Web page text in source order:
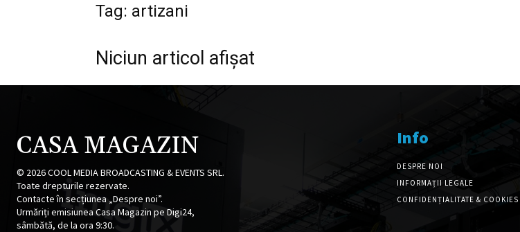
Tag: artizani
Niciun articol afișat
CASA MAGAZIN
© 2026COOL MEDIA BROADCASTING & EVENTS SRL.
Toate drepturile rezervate.
Contacte în secțiunea „Despre noi”.
Urmăriți emisiunea Casa Magazin pe Digi24,
sâmbătă, de la ora 9:30.
Info
DESPRE NOI
INFORMAȚII LEGALE
CONFIDENȚIALITATE & COOKIES